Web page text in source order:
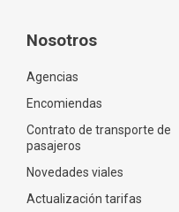
Nosotros
Agencias
Encomiendas
Contrato de transporte de
pasajeros
Novedades viales
Actualización tarifas